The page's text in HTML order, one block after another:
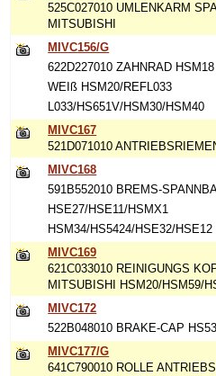
525C027010 UMLENKARM
MITSUBISHI
MIVC156/G
622D227010 ZAHNRAD
WEIß HSM20/REFL033
L033/HS651V/HSM30/HSM40
MIVC167
521D071010
MIVC168
591B552010 BREMS-
HSE27/HSE11/HSMX1
HSM34/HS5424/HSE32/HSE12
MIVC169
621C033010 REINIGUNGS
MITSUBISHI HSM20/HSM59/
MIVC172
522B048010 BRAKE-CAP
MIVC177/G
641C790010 ROLLE